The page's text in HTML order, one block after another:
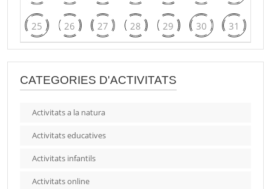
25 26 27 28 29 30 31
CATEGORIES D'ACTIVITATS
Activitats a la natura
Activitats educatives
Activitats infantils
Activitats online